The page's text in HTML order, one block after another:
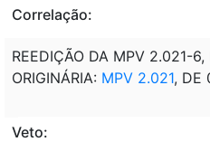
Correlação:
REEDIÇÃO DA MPV 2.021-
ORIGINÁRIA: MPV 2.021, DE
Veto: